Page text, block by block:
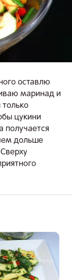
оставлю
маринад и
цукини
получается
дольше